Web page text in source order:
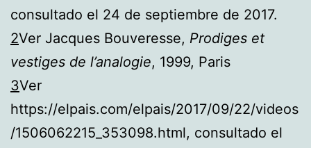
consultado el 24 de septiembre de 2017.
2Ver Jacques Bouveresse, Prodiges et
vestiges de l’analogie, 1999, Paris
3Ver
https://elpais.com/elpais/2017/09/22/videos
/1506062215_353098.html, consultado el